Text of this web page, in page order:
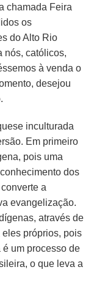
chamada Feira
os
do Alto Rio
nós, católicos,
à venda o
desejou
inculturada
Em primeiro
pois uma
dos
a
evangelização.
através de
próprios, pois
um processo de
o que leva a